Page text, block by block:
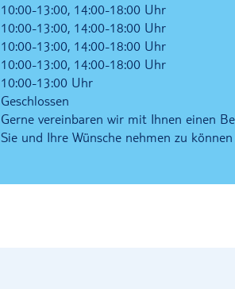
10:00-13:00, 14:00-18:00 Uhr
10:00-13:00, 14:00-18:00 Uhr
10:00-13:00, 14:00-18:00 Uhr
10:00-13:00, 14:00-18:00 Uhr
10:00-13:00 Uhr
Geschlossen
Gerne vereinbaren wir mit Ihnen einen
Sie und Ihre Wünsche nehmen zu können